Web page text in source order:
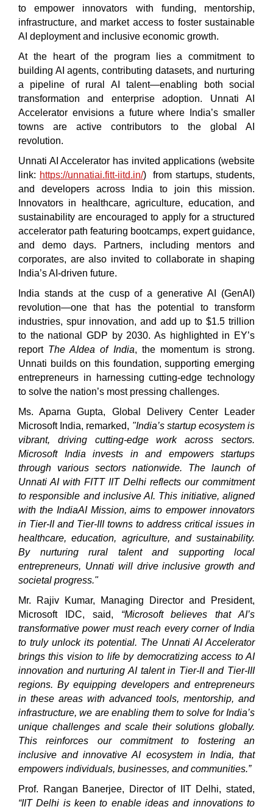
to empower innovators with funding, mentorship,
infrastructure, and market access to foster sustainable
AI deployment and inclusive economic growth.
At the heart of the program lies a commitment to
building AI agents, contributing datasets, and nurturing
a pipeline of rural AI talent—enabling both social
transformation and enterprise adoption. Unnati AI
Accelerator envisions a future where India’s smaller
towns are active contributors to the global AI
revolution.
Unnati AI Accelerator has invited applications (website
link: https://unnatiai.fitt-iitd.in/)from startups, students,
and developers across India to join this mission.
Innovators in healthcare, agriculture, education, and
sustainability are encouraged to apply for a structured
accelerator path featuring bootcamps, expert guidance,
and demo days. Partners, including mentors and
corporates, are also invited to collaborate in shaping
India’s AI-driven future.
India stands at the cusp of a generative AI (GenAI)
revolution—one that has the potential to transform
industries, spur innovation, and add up to $1.5 trillion
to the national GDP by 2030. As highlighted in EY’s
report The AIdea of India, the momentum is strong.
Unnati builds on this foundation, supporting emerging
entrepreneurs in harnessing cutting-edge technology
to solve the nation’s most pressing challenges.
Ms. Aparna Gupta, Global Delivery Center Leader
Microsoft India, remarked, "India’s startup ecosystem is
vibrant, driving cutting-edge work across sectors.
Microsoft India invests in and empowers startups
through various sectors nationwide. The launch of
Unnati AI with FITT IIT Delhi reflects our commitment
to responsible and inclusive AI. This initiative, aligned
with the IndiaAI Mission, aims to empower innovators
in Tier-II and Tier-III towns to address critical issues in
healthcare, education, agriculture, and sustainability.
By nurturing rural talent and supporting local
entrepreneurs, Unnati will drive inclusive growth and
societal progress."
Mr. Rajiv Kumar, Managing Director and President,
Microsoft IDC, said, “Microsoft believes that AI’s
transformative power must reach every corner of India
to truly unlock its potential. The Unnati AI Accelerator
brings this vision to life by democratizing access to AI
innovation and nurturing AI talent in Tier-II and Tier-III
regions. By equipping developers and entrepreneurs
in these areas with advanced tools, mentorship, and
infrastructure, we are enabling them to solve for India’s
unique challenges and scale their solutions globally.
This reinforces our commitment to fostering an
inclusive and innovative AI ecosystem in India, that
empowers individuals, businesses, and communities.”
Prof. Rangan Banerjee, Director of IIT Delhi, stated,
“IIT Delhi is keen to enable ideas and innovations to